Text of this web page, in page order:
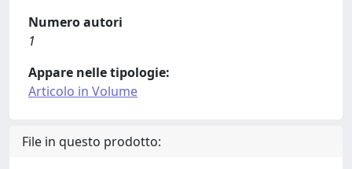
Numero autori
1
Appare nelle tipologie:
Articolo in Volume
File in questo prodotto: